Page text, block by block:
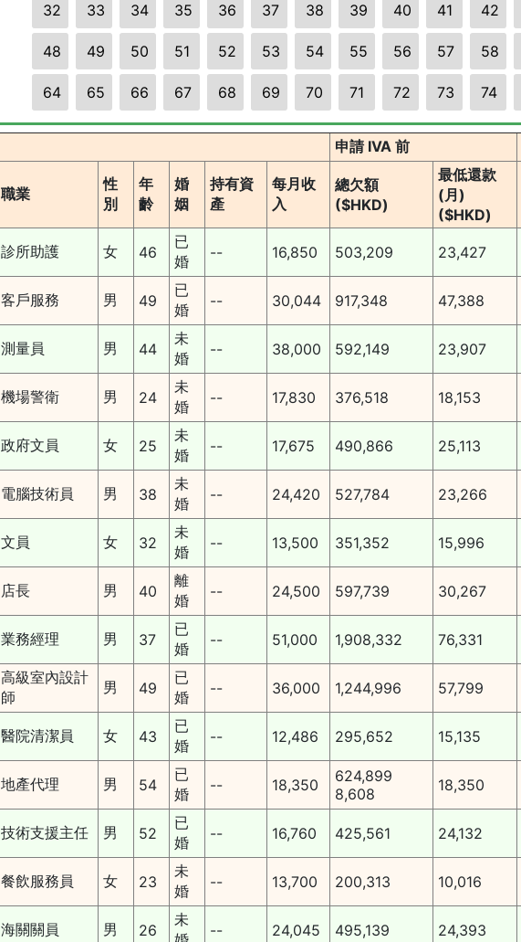
32 33 34 35 36 37 38 39 40 41 42
48 49 50 51 52 53 54 55 56 57 58
64 65 66 67 68 69 70 71 72 73 74
申請 IVA 前
職業
性
別
年
齡
婚
姻
持有資
產
每月收
入
總欠額
($HKD)
最低還款
(月)
($HKD)
診所助護 女 46
已
婚
-- 16,850 503,209 23,427
客戶服務 男 49
已
婚
-- 30,044 917,348 47,388
測量員 男 44
未
婚
-- 38,000 592,149 23,907
機場警衛 男 24
未
婚
-- 17,830 376,518 18,153
政府文員 女 25
未
婚
-- 17,675 490,866 25,113
電腦技術員 男 38
未
婚
-- 24,420 527,784 23,266
文員 女 32
未
婚
-- 13,500 351,352 15,996
店長 男 40
離
婚
-- 24,500 597,739 30,267
業務經理 男 37
已
婚
-- 51,000 1,908,332 76,331
高級室內設計
師
男 49
已
婚
-- 36,000 1,244,996 57,799
醫院清潔員 女 43
已
婚
-- 12,486 295,652 15,135
地產代理 男 54
已
婚
-- 18,350
624,899
8,608
18,350
技術支援主任 男 52
已
婚
-- 16,760 425,561 24,132
餐飲服務員 女 23
未
婚
-- 13,700 200,313 10,016
海關關員 男 26
未
-- 24,045 495,139 24,393